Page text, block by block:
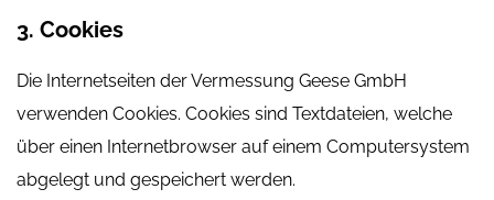
3. Cookies
Die Internetseiten der Vermessung Geese GmbH
verwenden Cookies. Cookies sind Textdateien, welche
über einen Internetbrowser auf einem Computersystem
abgelegt und gespeichert werden.